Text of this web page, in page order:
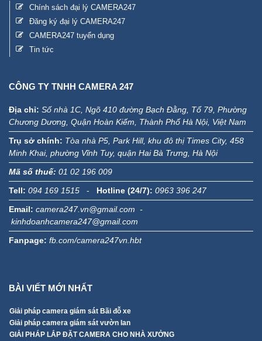
Chính sách đại lý CAMERA247
Đăng ký đại lý CAMERA247
CAMERA247 tuyển dụng
Tin tức
CÔNG TY TNHH CAMERA 247
Địa chỉ: Số nhà 1C, Ngõ 410 đường Bạch Đằng, Tổ 79, Phường
Chương Dương, Quận Hoàn Kiếm, Thành Phố Hà Nội, Việt Nam
Trụ sở chính: Tòa nhà P5, Park Hill, khu đô thị Times City, 458
Minh Khai, phường Vĩnh Tuy, quận Hai Bà Trưng, Hà Nội
Mã số thuế: 01 02 196 009
Tell: 094 169 1515 - Hotline (24/7): 0963 396 247
Email: camera247.vn@gmail.com -
kinhdoanhcamera247@gmail.com
Fanpage: fb.com/camera247vn.hbt
BÀI VIẾT MỚI NHẤT
Giải pháp camera giám sát Bãi đỗ xe
Giải pháp camera giám sát vườn lan
GIẢI PHÁP LẮP ĐẶT CAMERA CHO NHÀ XƯỞNG